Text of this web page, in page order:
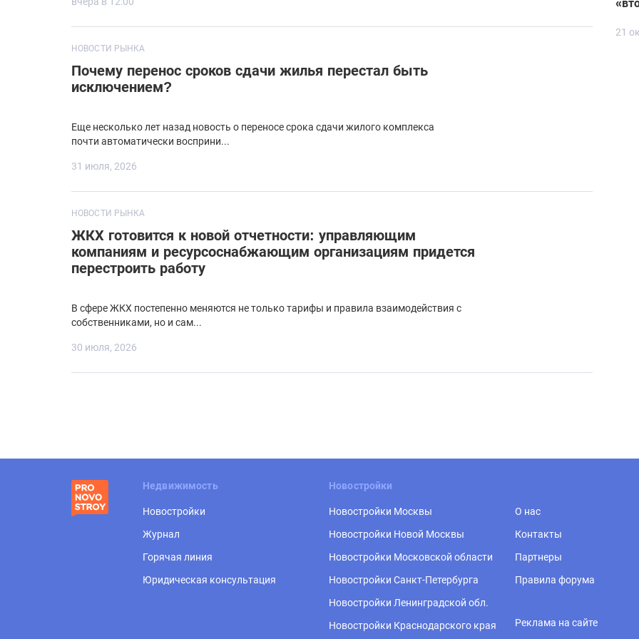
НОВОСТИ РЫНКА
Почему перенос сроков сдачи жилья перестал быть
исключением?
Еще несколько лет назад новость о переносе срока сдачи жилого комплекса
почти автоматически восприни...
31 июля, 2026
НОВОСТИ РЫНКА
ЖКХ готовится к новой отчетности: управляющим
компаниям и ресурсоснабжающим организациям придется
перестроить работу
В сфере ЖКХ постепенно меняются не только тарифы и правила взаимодействия с
собственниками, но и сам...
30 июля, 2026
21
Недвижимость
Новостройки
Журнал
Горячая линия
Юридическая консультация
Новостройки
Новостройки Москвы
Новостройки Новой Москвы
Новостройки Московской области
Новостройки Санкт-Петербурга
Новостройки Ленинградской обл.
Новостройки Краснодарского края
О нас
Контакты
Партнеры
Правила форума
Реклама на сайте